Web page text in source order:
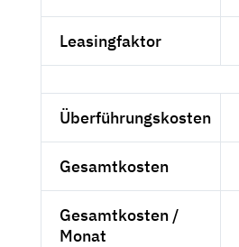
Leasingfaktor
Überführungskosten
Gesamtkosten
Gesamtkosten /
Monat